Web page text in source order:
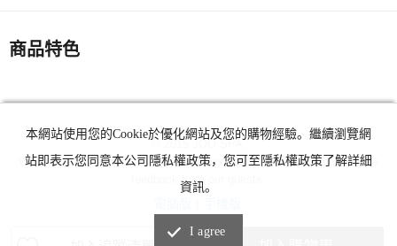
商品特色
© 2015 JOO SPA.
We are deeply appreciative of these wonderful honors and the positive
feedback from our guests.
本網站使用您的Cookie於優化網站及您的購物經驗。繼續瀏覽網
站即表示您同意本公司隱私權政策，您可至隱私權政策了解詳細
資訊。
I agree